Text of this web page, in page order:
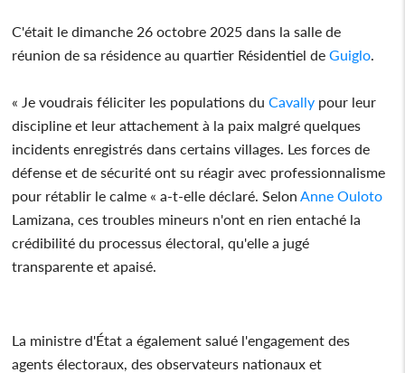
C'était le dimanche 26 octobre 2025 dans la salle de
réunion de sa résidence au quartier Résidentiel deGuiglo.
« Je voudrais féliciter les populations duCavally pour leur
discipline et leur attachement à la paix malgré quelques
incidents enregistrés dans certains villages. Les forces de
défense et de sécurité ont su réagir avec professionnalisme
pour rétablir le calme « a-t-elle déclaré. SelonAnne Ouloto
Lamizana, ces troubles mineurs n'ont en rien entaché la
crédibilité du processus électoral, qu'elle a jugé
transparente et apaisé.
La ministre d'État a également salué l'engagement des
agents électoraux, des observateurs nationaux et